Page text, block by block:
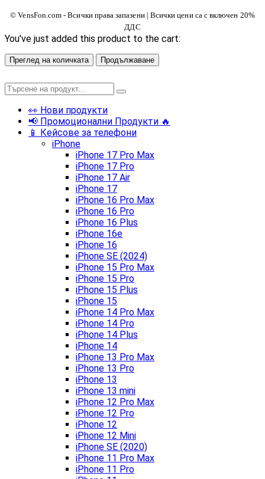
© VensFon.com - Всички права запазени | Всички цени са с включен 20%
ДДС
You've just added this product to the cart:
Преглед на количката Продължаване
👀 Нови продукти
📢 Промоционални Продукти 🔥
📱 Кейсове за телефони
iPhone
iPhone 17 Pro Max
iPhone 17 Pro
iPhone 17 Air
iPhone 17
iPhone 16 Pro Max
iPhone 16 Pro
iPhone 16 Plus
iPhone 16e
iPhone 16
iPhone SE (2024)
iPhone 15 Pro Max
iPhone 15 Pro
iPhone 15 Plus
iPhone 15
iPhone 14 Pro Max
iPhone 14 Pro
iPhone 14 Plus
iPhone 14
iPhone 13 Pro Max
iPhone 13 Pro
iPhone 13
iPhone 13 mini
iPhone 12 Pro Max
iPhone 12 Pro
iPhone 12
iPhone 12 Mini
iPhone SE (2020)
iPhone 11 Pro Max
iPhone 11 Pro